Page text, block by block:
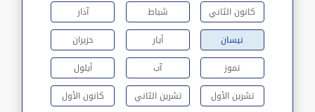
كانون الثاني شباط
آذار
نيسان
أيار
حزيران
تموز
آب
أيلول
تشرين الأول
تشرين الثاني كانون الأول